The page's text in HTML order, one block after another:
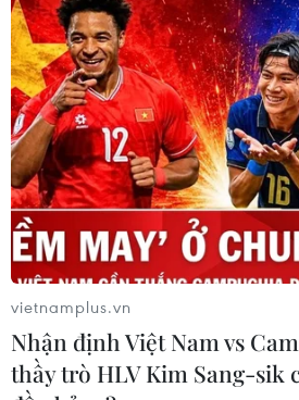
Vẻ đẹp diễm lệ và quyến
vietnamplus.vn
Nhận định Việt Nam vs
thầy trò HLV Kim Sang-sik